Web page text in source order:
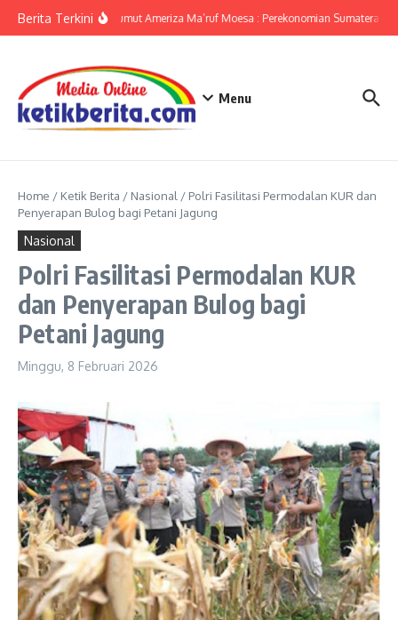
Berita TerkiniKPwBI Sumut Ameriza Ma’ruf Moesa : Perekonomian Sumatera
Menu
Home / Ketik Berita / Nasional / Polri Fasilitasi Permodalan KUR dan
Penyerapan Bulog bagi Petani Jagung
Nasional
Polri Fasilitasi Permodalan KUR
dan Penyerapan Bulog bagi
Petani Jagung
Minggu, 8 Februari 2026